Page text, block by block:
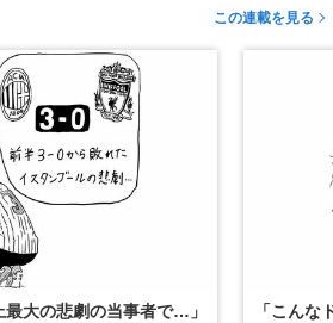
この連載を見る
最大の悲劇の当事者で…」
「こんな